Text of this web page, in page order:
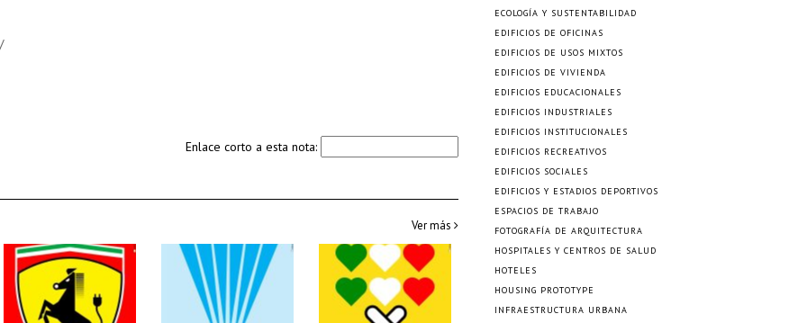
Enlace corto a esta nota:
Ver más
ECOLOGÍA Y SUSTENTABILIDAD
EDIFICIOS DE OFICINAS
EDIFICIOS DE USOS MIXTOS
EDIFICIOS DE VIVIENDA
EDIFICIOS EDUCACIONALES
EDIFICIOS INDUSTRIALES
EDIFICIOS INSTITUCIONALES
EDIFICIOS RECREATIVOS
EDIFICIOS SOCIALES
EDIFICIOS Y ESTADIOS DEPORTIVOS
ESPACIOS DE TRABAJO
FOTOGRAFÍA DE ARQUITECTURA
HOSPITALES Y CENTROS DE SALUD
HOTELES
HOUSING PROTOTYPE
INFRAESTRUCTURA URBANA